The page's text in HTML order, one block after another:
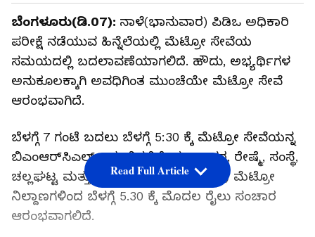
ಬೆಂಗಳೂರು(ಡಿ.07): ನಾಳೆ(ಭಾನುವಾರ) ಪಿಡಿಒ ಅಧಿಕಾರಿ
ಪರೀಕ್ಷೆ ನಡೆಯುವ ಹಿನ್ನೆಲೆಯಲ್ಲಿ ಮೆಟ್ರೋ ಸೇವೆಯ
ಸಮಯದಲ್ಲಿ ಬದಲಾವಣೆಯಾಗಲಿದೆ. ಹೌದು, ಅಭ್ಯರ್ಥಿಗಳ
ಅನುಕೂಲಕ್ಕಾಗಿ ಅವಧಿಗಿಂತ ಮುಂಚೆಯೇ ಮೆಟ್ರೋ ಸೇವೆ
ಆರಂಭವಾಗಿದೆ.
ಬೆಳಗ್ಗೆ 7 ಗಂಟೆ ಬದಲು ಬೆಳಗ್ಗೆ 5:30 ಕ್ಕೆ ಮೆಟ್ರೋ ಸೇವೆಯನ್ನ
ಬಿಎಂಆರ್‌ಸಿಎಲ್ ಆರಂಭಿಸಲಿದೆ. ಮಾದಾವರ, ರೇಷ್ಮೆ, ಸಂಸ್ಥೆ,
ಚಲ್ಲಘಟ್ಟ ಮತ್ತು ವೈಟ್ ಫೀಲ್ಡ್ (ಕಾಡುಗೋಡಿ) ಮೆಟ್ರೋ
ನಿಲ್ದಾಣಗಳಿಂದ ಬೆಳಗ್ಗೆ 5.30 ಕ್ಕೆ ಮೊದಲ ರೈಲು ಸಂಚಾರ
ಆರಂಭವಾಗಲಿದೆ.
Read Full Article